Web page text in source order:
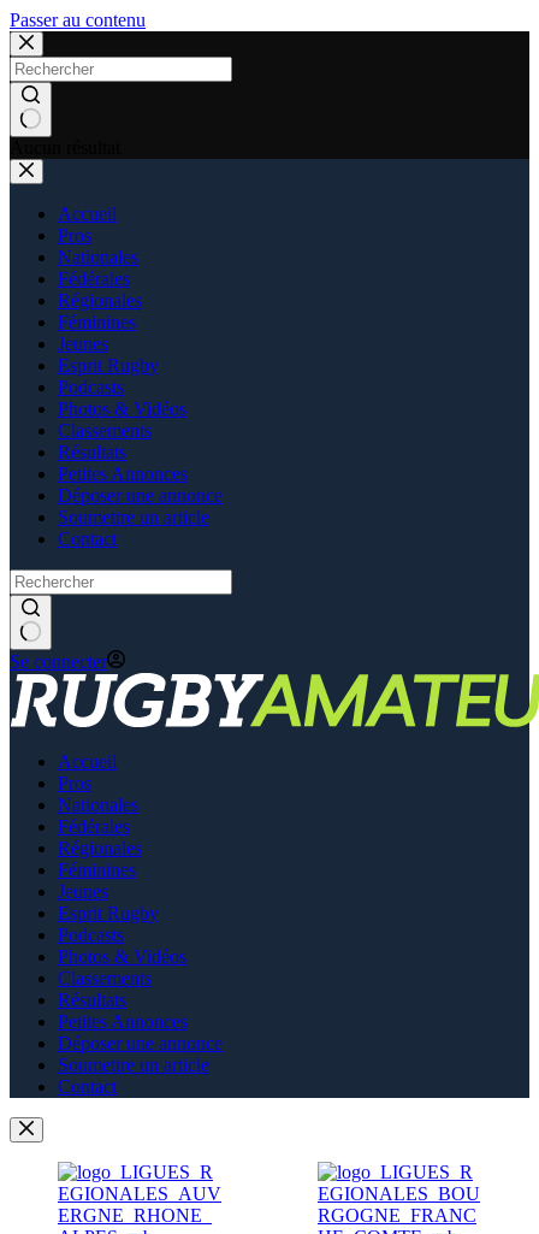
Passer au contenu
Accueil
Pros
Nationales
Fédérales
Régionales
Féminines
Jeunes
Esprit Rugby
Podcasts
Photos & Vidéos
Classements
Résultats
Petites Annonces
Déposer une annonce
Soumettre un article
Contact
Se connecter
Accueil
Pros
Nationales
Fédérales
Régionales
Féminines
Jeunes
Esprit Rugby
Podcasts
Photos & Vidéos
Classements
Résultats
Petites Annonces
Déposer une annonce
Soumettre un article
Contact